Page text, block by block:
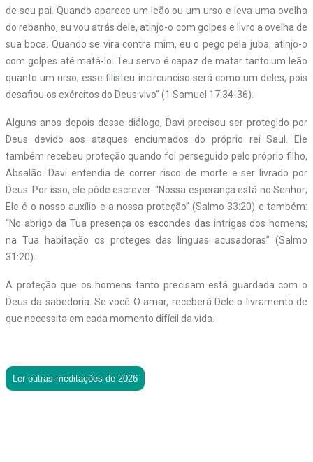
de seu pai. Quando aparece um leão ou um urso e leva uma ovelha
do rebanho, eu vou atrás dele, atinjo-o com golpes e livro a ovelha de
sua boca. Quando se vira contra mim, eu o pego pela juba, atinjo-o
com golpes até matá-lo. Teu servo é capaz de matar tanto um leão
quanto um urso; esse filisteu incircunciso será como um deles, pois
desafiou os exércitos do Deus vivo” (1 Samuel 17:34-36).
Alguns anos depois desse diálogo, Davi precisou ser protegido por
Deus devido aos ataques enciumados do próprio rei Saul. Ele
também recebeu proteção quando foi perseguido pelo próprio filho,
Absalão. Davi entendia de correr risco de morte e ser livrado por
Deus. Por isso, ele pôde escrever: “Nossa esperança está no Senhor;
Ele é o nosso auxílio e a nossa proteção” (Salmo 33:20) e também:
“No abrigo da Tua presença os escondes das intrigas dos homens;
na Tua habitação os proteges das línguas acusadoras” (Salmo
31:20).
A proteção que os homens tanto precisam está guardada com o
Deus da sabedoria. Se você O amar, receberá Dele o livramento de
que necessita em cada momento difícil da vida.
Ler outras meditações de 2026